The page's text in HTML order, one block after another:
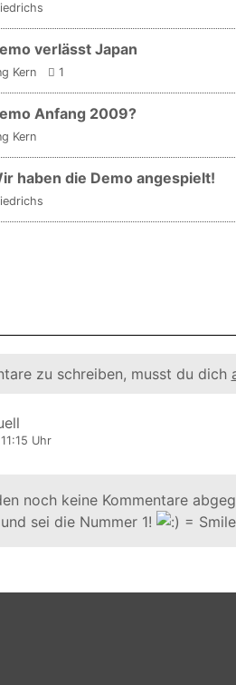
verlässt Japan
Kern 1
Anfang 2009?
Kern
haben die Demo angespielt!
zu schreiben, musst du dich
Uhr
noch keine Kommentare
sei die Nummer 1!